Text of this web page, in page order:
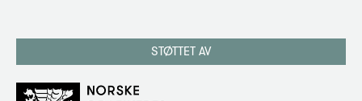
STØTTET AV